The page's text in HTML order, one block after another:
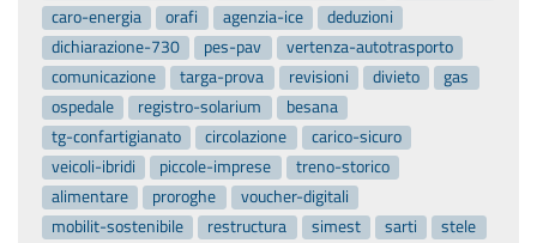
caro-energia
orafi agenzia-ice
deduzioni
dichiarazione-730
pes-pav
vertenza-autotrasporto
comunicazione
targa-prova revisioni divieto
gas
ospedale
registro-solarium
besana
tg-confartigianato
circolazione
carico-sicuro
veicoli-ibridi
piccole-imprese
treno-storico
alimentare
proroghe
voucher-digitali
mobilit-sostenibile
restructura simest sarti
stele